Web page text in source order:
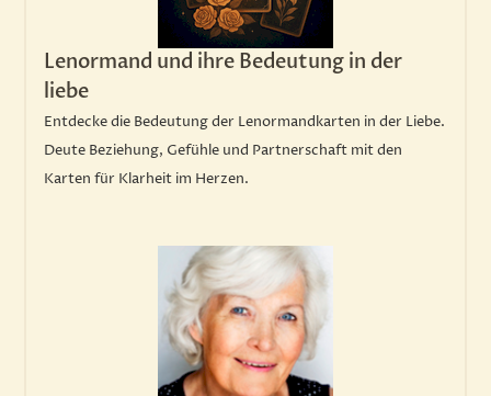
Lenormand und ihre Bedeutung in der
liebe
Entdecke die Bedeutung der Lenormandkarten in der Liebe.
Deute Beziehung, Gefühle und Partnerschaft mit den
Karten für Klarheit im Herzen.